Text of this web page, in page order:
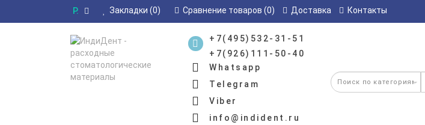
Р. Закладки (0) Сравнение товаров (0) Доставка Контакты
+7(495)532-31-51
+7(926)111-50-40
Whatsapp
Telegram
Viber
info@indident.ru